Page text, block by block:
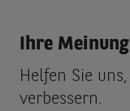
Ihre
Helfen Sie
verbessern.